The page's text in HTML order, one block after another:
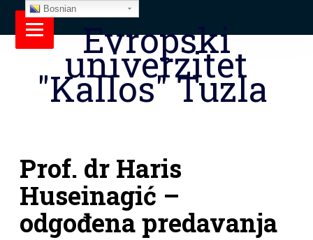
Evropski
univerzitet
"Kallos" Tuzla
Prof. dr Haris
Huseinagić –
odgođena predavanja
Bosnian